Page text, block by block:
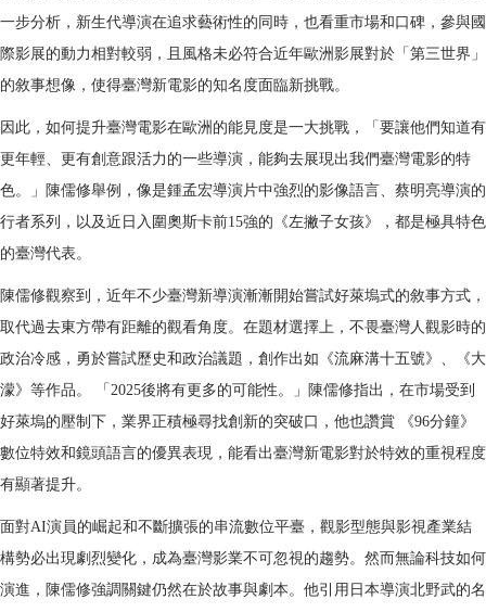
一步分析，新生代導演在追求藝術性的同時，也看重市場和口碑，參與國
際影展的動力相對較弱，且風格未必符合近年歐洲影展對於「第三世界」
的敘事想像，使得臺灣新電影的知名度面臨新挑戰。
因此，如何提升臺灣電影在歐洲的能見度是一大挑戰，「要讓他們知道有
更年輕、更有創意跟活力的一些導演，能夠去展現出我們臺灣電影的特
色。」陳儒修舉例，像是鍾孟宏導演片中強烈的影像語言、蔡明亮導演的
行者系列，以及近日入圍奧斯卡前15強的《左撇子女孩》，都是極具特色
的臺灣代表。
陳儒修觀察到，近年不少臺灣新導演漸漸開始嘗試好萊塢式的敘事方式，
取代過去東方帶有距離的觀看角度。在題材選擇上，不畏臺灣人觀影時的
政治冷感，勇於嘗試歷史和政治議題，創作出如《流麻溝十五號》、《大
濛》等作品。 「2025後將有更多的可能性。」陳儒修指出，在市場受到
好萊塢的壓制下，業界正積極尋找創新的突破口，他也讚賞 《96分鐘》
數位特效和鏡頭語言的優異表現，能看出臺灣新電影對於特效的重視程度
有顯著提升。
面對AI演員的崛起和不斷擴張的串流數位平臺，觀影型態與影視產業結
構勢必出現劇烈變化，成為臺灣影業不可忽視的趨勢。然而無論科技如何
演進，陳儒修強調關鍵仍然在於故事與劇本。他引用日本導演北野武的名